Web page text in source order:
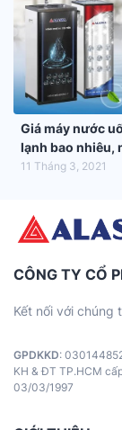
Giá máy nước
lạnh bao nhiêu,
tốt nhất?
11 Tháng 3, 2021
CÔNG TY CỔ
Kết nối với chúng
GPDKKD:
KH & ĐT TP.HCM
03/03/1997